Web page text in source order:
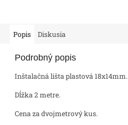
Popis Diskusia
Podrobný popis
Inštalačná lišta plastová 18x14mm.
Dĺžka 2 metre.
Cena za dvojmetrový kus.